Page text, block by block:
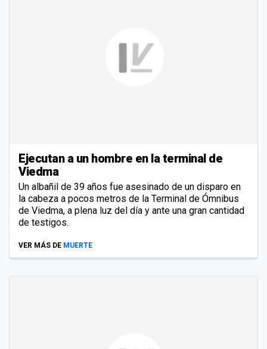
Ejecutan a un hombre en la terminal de
Viedma
Un albañil de 39 años fue asesinado de un disparo en
la cabeza a pocos metros de la Terminal de Ómnibus
de Viedma, a plena luz del día y ante una gran cantidad
de testigos.
VER MÁS DE MUERTE